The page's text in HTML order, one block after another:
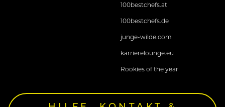
100bestchefs.at
100bestchefs.de
junge-wilde.com
karrierelounge.eu
Rookies of the year